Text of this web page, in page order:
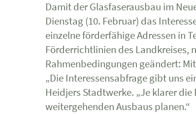
Damit der Glasfaserausbau im
Dienstag (10. Februar) das
einzelne förderfähige Adressen in
Förderrichtlinien des Landkreises,
Rahmenbedingungen geändert:
„Die Interessensabfrage gibt uns
Heidjers Stadtwerke. „Je klarer
weitergehenden Ausbaus planen.“